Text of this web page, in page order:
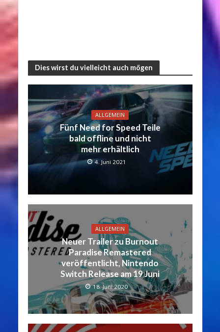
Dies wirst du vielleicht auch mögen
ALLGEMEIN
Fünf Need for Speed Teile
bald offline und nicht
mehr erhältlich
4. Juni 2021
ALLGEMEIN
Neuer Trailer zu Burnout
Paradise Remastered
veröffentlicht, Nintendo
Switch Release am 19 Juni
18. Juni 2020